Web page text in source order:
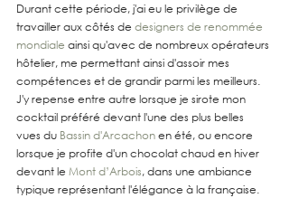
Durant cette période, j'ai eu le privilège de
travailler aux côtés de designers de renommée
mondiale ainsi qu'avec de nombreux opérateurs
hôtelier, me permettant ainsi d'assoir mes
compétences et de grandir parmi les meilleurs.
J'y repense entre autre lorsque je sirote mon
cocktail préféré devant l'une des plus belles
vues du Bassin d'Arcachon en été, ou encore
lorsque je profite d'un chocolat chaud en hiver
devant le Mont d’Arbois, dans une ambiance
typique représentant l'élégance à la française.